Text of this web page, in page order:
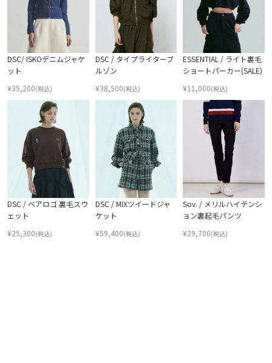
DSC/ ISKOデニムジャケ
ット
¥35,200(税込)
DSC / タイプライターブ
ルゾン
¥38,500(税込)
ESSENTIAL / ライト裏毛
ショートパーカー(SALE)
¥11,000(税込)
DSC / ベアロゴ 裏毛スウ
ェット
¥25,300(税込)
DSC / MIXツイードジャ
ケット
¥59,400(税込)
Sov. / メリルハイテンシ
ョン裏起毛パンツ
¥29,700(税込)